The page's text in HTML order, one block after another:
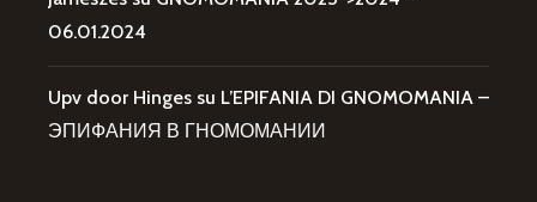
06.01.2024
Upv door Hinges su L’EPIFANIA DI GNOMOMANIA –
ЭПИФАНИЯ В ГНОМОМАНИИ